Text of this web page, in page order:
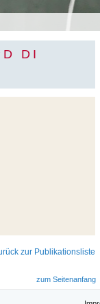
DI
zur Publikationsliste
zum Seitenanfang